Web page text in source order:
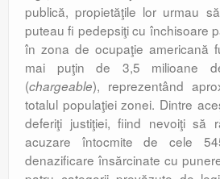
publică, propietăţile lor urmau
puteau fi pedepsiţi cu închisoare
în zona de ocupaţie americană
mai puţin de 3,5 milioane
(chargeable), reprezentând
totalul populaţiei zonei. Dintre
deferiţi justiţiei, fiind nevoiţi să
acuzare întocmite de cele
denazificare însărcinate cu